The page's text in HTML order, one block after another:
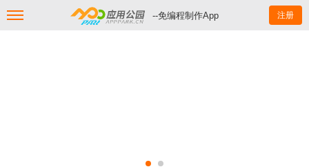
--免编程制作App 注册